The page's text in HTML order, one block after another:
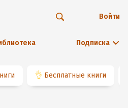
Подписка
Войти
👌 Бесплатные книги